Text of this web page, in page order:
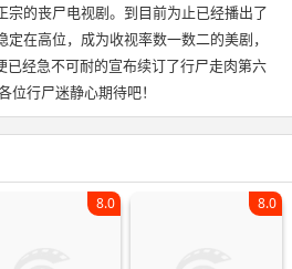
宗的丧尸电视剧。到目前为止已经播出了
在高位，成为收视率数一数二的美剧，
经急不可耐的宣布续订了行尸走肉第六
位行尸迷静心期待吧！
8.0 8.0